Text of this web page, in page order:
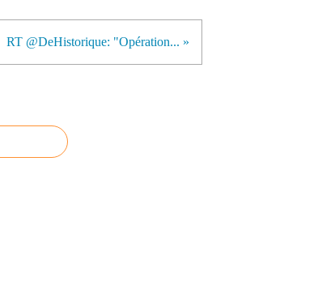
RT @DeHistorique: "Opération... »